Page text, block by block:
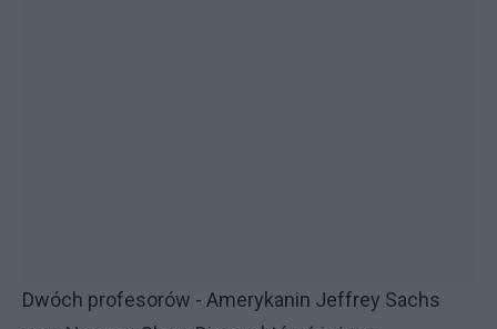
Dwóch profesorów - Amerykanin Jeffrey Sachs